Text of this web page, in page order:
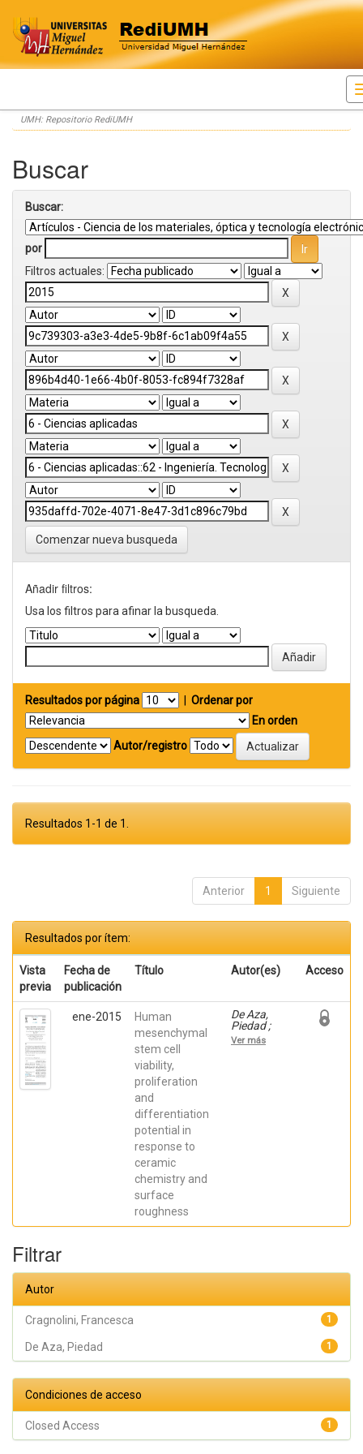
Skip
navigation
UMH: Repositorio RediUMH
Buscar
Buscar:
por
Filtros actuales:
Comenzar nueva busqueda
Añadir filtros:
Usa los filtros para afinar la busqueda.
Resultados por página
Ordenar por
En orden
Autor/registro
Resultados 1-1 de 1.
Anterior 1 Siguiente
Resultados por ítem:
Vista
previa
Fecha de
publicación
Título Autor(es) Acceso
ene-2015
Human
mesenchymal
stem cell
viability,
proliferation
and
differentiation
potential in
response to
ceramic
chemistry and
surface
roughness
De Aza,
Piedad ;
Mazón
Canales,
Ver más
Filtrar
Autor
1
Cragnolini, Francesca
1
De Aza, Piedad
Condiciones de acceso
1
Closed Access